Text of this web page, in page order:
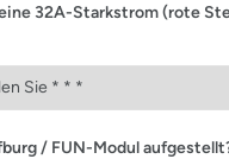
32A-Starkstrom (rote
/ FUN-Modul